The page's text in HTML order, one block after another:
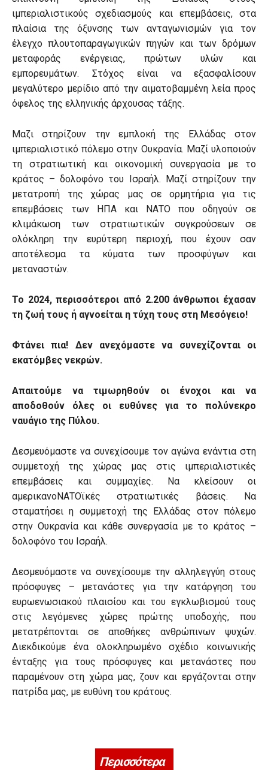
ιμπεριαλιστικούς σχεδιασμούς και επεμβάσεις, στα
πλαίσια της όξυνσης των ανταγωνισμών για τον
έλεγχο πλουτοπαραγωγικών πηγών και των δρόμων
μεταφοράς ενέργειας, πρώτων υλών και
εμπορευμάτων. Στόχος είναι να εξασφαλίσουν
μεγαλύτερο μερίδιο από την αιματοβαμμένη λεία προς
όφελος της ελληνικής άρχουσας τάξης.
Μαζι στηρίζουν την εμπλοκή της Ελλάδας στον
ιμπεριαλιστικό πόλεμο στην Ουκρανία. Μαζί υλοποιούν
τη στρατιωτική και οικονομική συνεργασία με το
κράτος – δολοφόνο του Ισραήλ. Μαζί στηρίζουν την
μετατροπή της χώρας μας σε ορμητήρια για τις
επεμβάσεις των ΗΠΑ και ΝΑΤΟ που οδηγούν σε
κλιμάκωση των στρατιωτικών συγκρούσεων σε
ολόκληρη την ευρύτερη περιοχή, που έχουν σαν
αποτέλεσμα τα κύματα των προσφύγων και
μεταναστών.
Το 2024, περισσότεροι από 2.200 άνθρωποι έχασαν
τη ζωή τους ή αγνοείται η τύχη τους στη Μεσόγειο!
Φτάνει πια! Δεν ανεχόμαστε να συνεχίζονται οι
εκατόμβες νεκρών.
Απαιτούμε να τιμωρηθούν οι ένοχοι και να
αποδοθούν όλες οι ευθύνες για το πολύνεκρο
ναυάγιο της Πύλου.
Δεσμευόμαστε να συνεχίσουμε τον αγώνα ενάντια στη
συμμετοχή της χώρας μας στις ιμπεριαλιστικές
επεμβάσεις και συμμαχίες. Να κλείσουν οι
αμερικανοΝΑΤΟϊκές στρατιωτικές βάσεις. Να
σταματήσει η συμμετοχή της Ελλάδας στον πόλεμο
στην Ουκρανία και κάθε συνεργασία με το κράτος –
δολοφόνο του Ισραήλ.
Δεσμευόμαστε να συνεχίσουμε την αλληλεγγύη στους
πρόσφυγες – μετανάστες για την κατάργηση του
ευρωενωσιακού πλαισίου και του εγκλωβισμού τους
στις λεγόμενες χώρες πρώτης υποδοχής, που
μετατρέπονται σε αποθήκες ανθρώπινων ψυχών.
Διεκδικούμε ένα ολοκληρωμένο σχέδιο κοινωνικής
ένταξης για τους πρόσφυγες και μετανάστες που
παραμένουν στη χώρα μας, ζουν και εργάζονται στην
πατρίδα μας, με ευθύνη του κράτους.
Περισσότερα